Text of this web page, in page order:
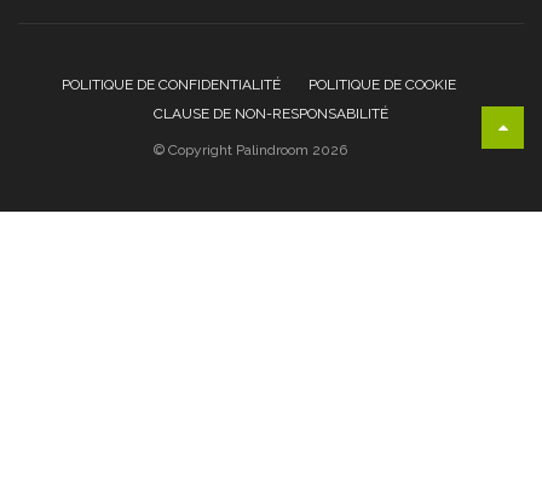
POLITIQUE DE CONFIDENTIALITÉ
POLITIQUE DE COOKIE
CLAUSE DE NON-RESPONSABILITÉ
© Copyright Palindroom 2026